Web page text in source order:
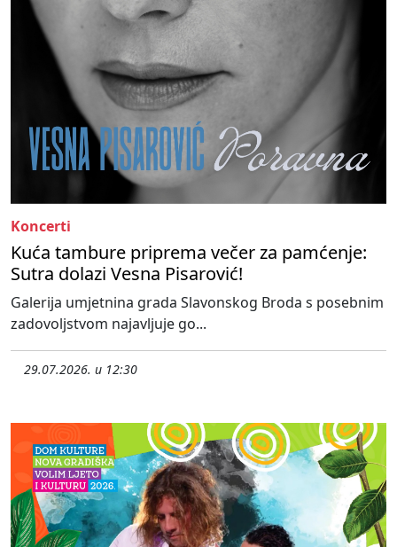
Koncerti
Kuća tambure priprema večer za pamćenje:
Sutra dolazi Vesna Pisarović!
Galerija umjetnina grada Slavonskog Broda s posebnim
zadovoljstvom najavljuje go...
29.07.2026. u 12:30